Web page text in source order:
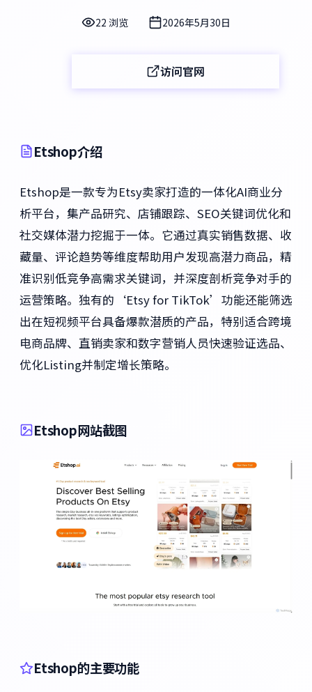
22 浏览 2026年5月30日
访问官网
Etshop介绍
Etshop是一款专为Etsy卖家打造的一体化AI商业分
析平台，集产品研究、店铺跟踪、SEO关键词优化和
社交媒体潜力挖掘于一体。它通过真实销售数据、收
藏量、评论趋势等维度帮助用户发现高潜力商品，精
准识别低竞争高需求关键词，并深度剖析竞争对手的
运营策略。独有的‘Etsy for TikTok’功能还能筛选
出在短视频平台具备爆款潜质的产品，特别适合跨境
电商品牌、直销卖家和数字营销人员快速验证选品、
优化Listing并制定增长策略。
Etshop网站截图
Etshop的主要功能